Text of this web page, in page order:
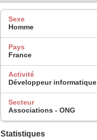
Sexe
Homme
Pays
France
Activité
Développeur informatique
Secteur
Associations - ONG
Statistiques